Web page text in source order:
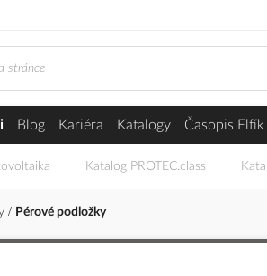
Blog Kariéra Katalogy Časopis Elfík
Katalog PROTEC.class
Pérové podložky